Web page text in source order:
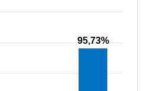
95,73%